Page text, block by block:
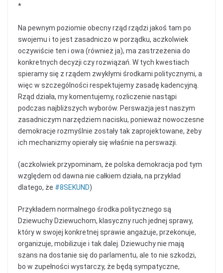
*
Na pewnym poziomie obecny rząd rządzi jakoś tam po
swojemu i to jest zasadniczo w porządku, aczkolwiek
oczywiście ten i owa (również ja), ma zastrzeżenia do
konkretnych decyzji czy rozwiązań. W tych kwestiach
spieramy się z rządem zwykłymi środkami politycznymi, a
więc w szczególności respektujemy zasadę kadencyjną.
Rząd działa, my komentujemy, rozliczenie nastąpi
podczas najbliższych wyborów. Perswazja jest naszym
zasadniczym narzędziem nacisku, ponieważ nowoczesne
demokracje rozmyślnie zostały tak zaprojektowane, żeby
ich mechanizmy opierały się właśnie na perswazji.
(aczkolwiek przypominam, że polska demokracja pod tym
względem od dawna nie całkiem działa, na przykład
dlatego, że ‪#‎8SEKUND‬)
Przykładem normalnego środka politycznego są
Dziewuchy Dziewuchom, klasyczny ruch jednej sprawy,
który w swojej konkretnej sprawie angażuje, przekonuje,
organizuje, mobilizuje i tak dalej. Dziewuchy nie mają
szans na dostanie się do parlamentu, ale to nie szkodzi,
bo w zupełności wystarczy, że będą sympatyczne,